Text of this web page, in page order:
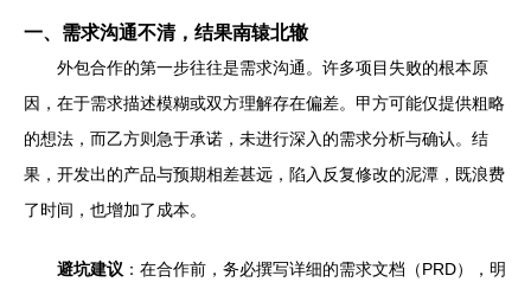
一、需求沟通不清，结果南辕北辙
外包合作的第一步往往是需求沟通。许多项目失败的根本原
因，在于需求描述模糊或双方理解存在偏差。甲方可能仅提供粗略
的想法，而乙方则急于承诺，未进行深入的需求分析与确认。结
果，开发出的产品与预期相差甚远，陷入反复修改的泥潭，既浪费
了时间，也增加了成本。
避坑建议 ：在合作前，务必撰写详细的需求文档（PRD），明